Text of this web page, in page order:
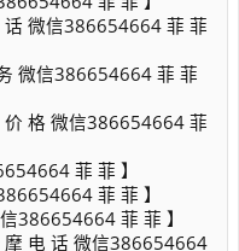
话 微信386654664 菲 菲
微信386654664 菲 菲
价 格 微信386654664 菲
菲 菲 】
菲 菲 】
386654664 菲 菲 】
摩 电 话 微信386654664